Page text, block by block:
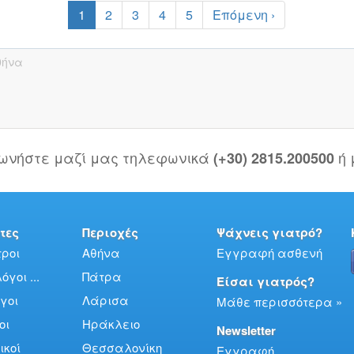
1 2 3 4 5 Επόμενη ›
μαζί μας τηλεφωνικά (+30) 2815.200500 ή
...
Περιοχές
Αθήνα
Πάτρα
Λάρισα
Ηράκλειο
Θεσσαλονίκη
Ψάχνεις γιατρό?
Εγγραφή ασθενή
Είσαι γιατρός?
Μάθε περισσότερα »
Newsletter
Εγγραφή